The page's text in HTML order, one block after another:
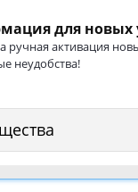
для новых
ручная активация
неудобства!